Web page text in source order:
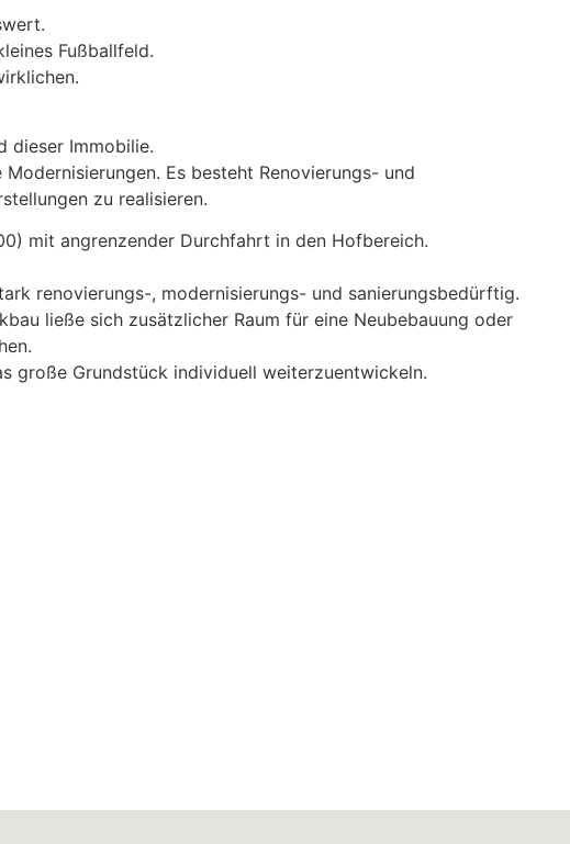
Fußballfeld.
dieser Immobilie.
Es besteht Renovierungs- und
zu realisieren.
mit angrenzender Durchfahrt in den Hofbereich.
renovierungs-, modernisierungs- und sanierungsbedürftig.
ließe sich zusätzlicher Raum für eine Neubebauung oder
große Grundstück individuell weiterzuentwickeln.